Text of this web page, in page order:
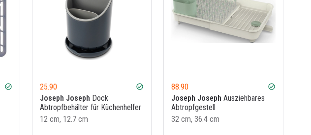
check_circle 25.90 check_circle
Joseph Joseph Dock
Abtropfbehälter für Küchenhelfer
12 cm, 12.7 cm
88.90 check_circle
Joseph Joseph Ausziehbares
Abtropfgestell
32 cm, 36.4 cm